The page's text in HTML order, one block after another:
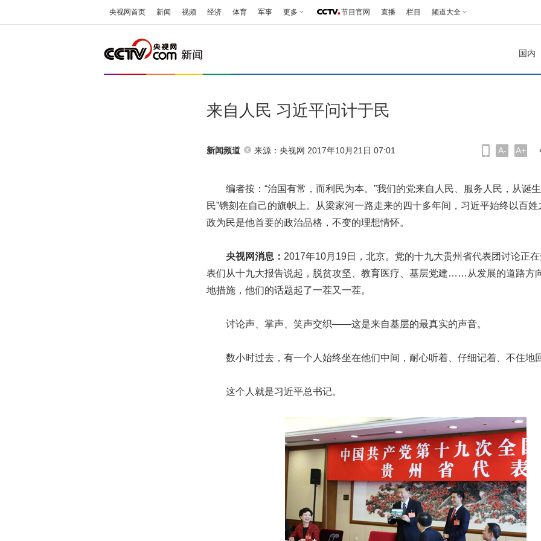
央视网首页 新闻 视频 经济 体育 军事 更多 节目官网 直播 栏目 频道大全
国内
来自人民 习近平问计于民
新闻频道 来源：央视网 2017年10月21日 07:01 A- A+
编者按：“治国有常，而利民为本。”我们的党来自人民、服务人民，从诞生
民”镌刻在自己的旗帜上。从梁家河一路走来的四十多年间，习近平始终以百姓
政为民是他首要的政治品格，不变的理想情怀。
央视网消息： 2017年10月19日，北京。党的十九大贵州省代表团讨论正
表们从十九大报告说起，脱贫攻坚、教育医疗、基层党建……从发展的道路方
地措施，他们的话题起了一茬又一茬。
讨论声、掌声、笑声交织——这是来自基层的最真实的声音。
数小时过去，有一个人始终坐在他们中间，耐心听着、仔细记着、不住地回
这个人就是习近平总书记。